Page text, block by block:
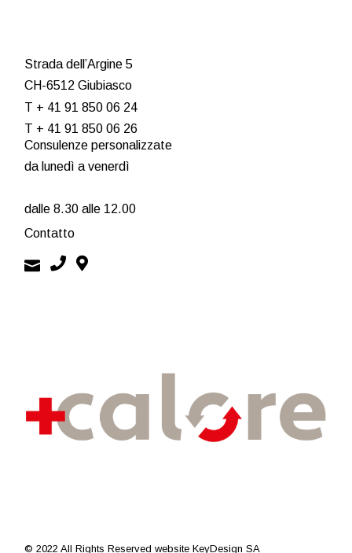
Strada dell’Argine 5
CH-6512 Giubiasco
T + 41 91 850 06 24
T + 41 91 850 06 26
Consulenze personalizzate
da lunedì a venerdì
dalle 8.30 alle 12.00
Contatto
© 2022 All Rights Reservedwebsite KeyDesign SA